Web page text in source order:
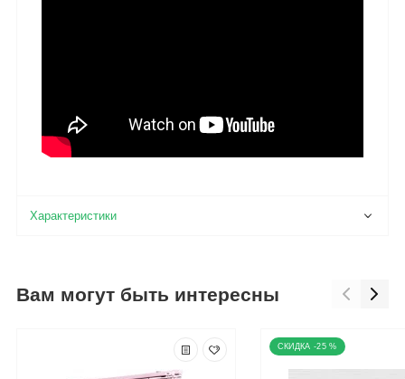
Вам могут быть интересны
-25 %